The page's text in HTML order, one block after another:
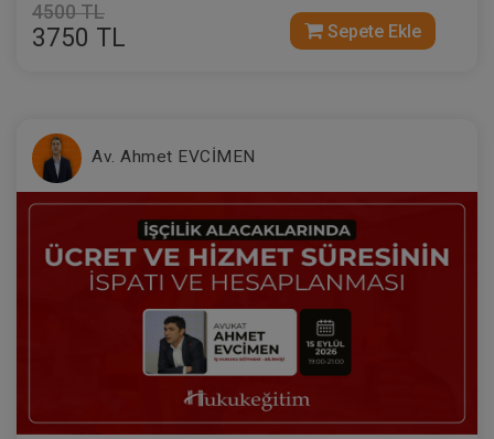
360 TL
Tüketici Hukuku Enstitüsü
4500 TL
3750 TL Sepete Ekle
Av. Ahmet EVCİMEN